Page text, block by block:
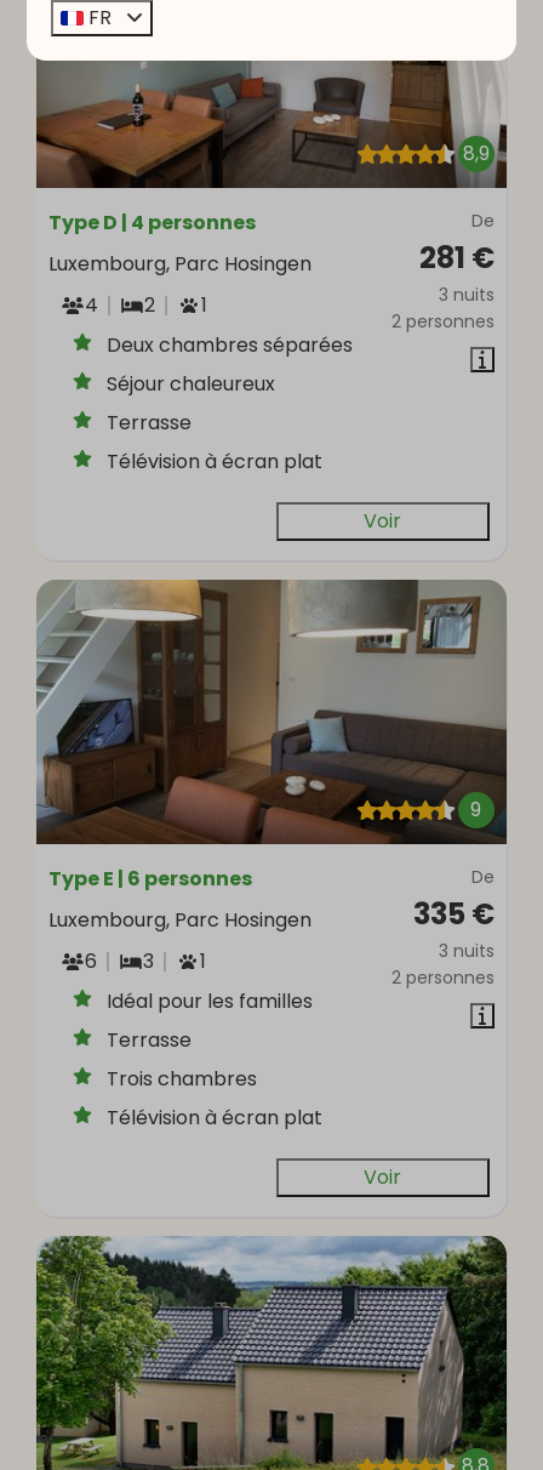
8,9
De
281 €
3 nuits
2 personnes
Type D | 4 personnes
Luxembourg, Parc Hosingen
4
2
1
Deux chambres séparées
Séjour chaleureux
Terrasse
Télévision à écran plat
Voir
9
De
335 €
3 nuits
2 personnes
Type E | 6 personnes
Luxembourg, Parc Hosingen
6
3
1
Idéal pour les familles
Terrasse
Trois chambres
Télévision à écran plat
Voir
FR